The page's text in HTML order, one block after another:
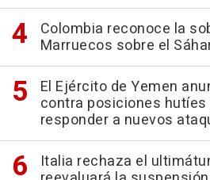
Colombia reconoce la
Marruecos sobre el
El Ejército de Yemen
contra posiciones hutíes
responder a nuevos
Italia rechaza el